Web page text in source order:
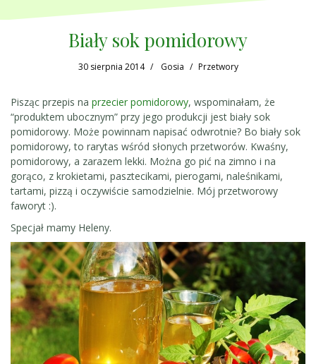
Biały sok pomidorowy
30 sierpnia 2014 Gosia Przetwory
Pisząc przepis na przecier pomidorowy, wspominałam, że
“produktem ubocznym” przy jego produkcji jest biały sok
pomidorowy. Może powinnam napisać odwrotnie? Bo biały sok
pomidorowy, to rarytas wśród słonych przetworów. Kwaśny,
pomidorowy, a zarazem lekki. Można go pić na zimno i na
gorąco, z krokietami, pasztecikami, pierogami, naleśnikami,
tartami, pizzą i oczywiście samodzielnie. Mój przetworowy
faworyt :).
Specjał mamy Heleny.